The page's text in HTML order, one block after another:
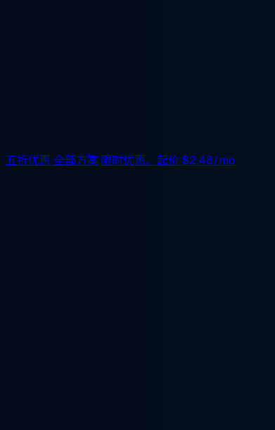
五折优惠 全部方案,限时优惠。起价$2.48/mo